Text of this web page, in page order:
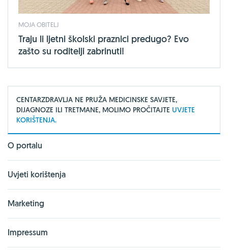
MOJA OBITELJ
Traju li ljetni školski praznici predugo? Evo
zašto su roditelji zabrinuti!
CENTARZDRAVLJA NE PRUŽA MEDICINSKE SAVJETE,
DIJAGNOZE ILI TRETMANE, MOLIMO PROČITAJTE UVJETE
KORIŠTENJA.
O portalu
Uvjeti korištenja
Marketing
Impressum